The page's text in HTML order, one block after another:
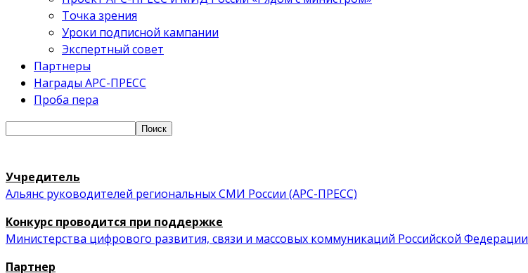
Точка зрения
Уроки подписной кампании
Экспертный совет
Партнеры
Награды АРС-ПРЕСС
Проба пера
Учредитель
Альянс руководителей региональных СМИ России (АРС-ПРЕСС)
Конкурс проводится при поддержке
Министерства цифрового развития, связи и массовых коммуникаций Российской Федерации
Партнер